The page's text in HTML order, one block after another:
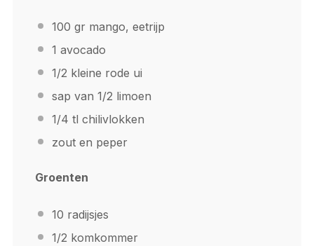
100 gr mango, eetrijp
1 avocado
1/2 kleine rode ui
sap van 1/2 limoen
1/4 tl chilivlokken
zout en peper
Groenten
10 radijsjes
1/2 komkommer